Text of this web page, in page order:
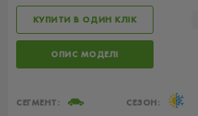
КУПИТИ В ОДИН КЛІК
ОПИС МОДЕЛІ
СЕГМЕНТ: СЕЗОН: